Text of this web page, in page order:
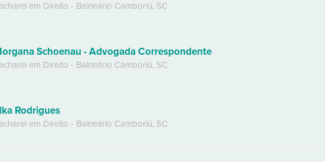
em Direito - Balneário Camboriú, SC
Schoenau - Advogada Correspondente
em Direito - Balneário Camboriú, SC
Rodrigues
em Direito - Balneário Camboriú, SC